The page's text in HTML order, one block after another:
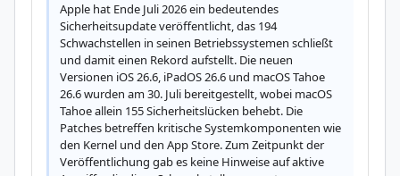
Apple hat Ende Juli 2026 ein bedeutendes
Sicherheitsupdate veröffentlicht, das 194
Schwachstellen in seinen Betriebssystemen schließt
und damit einen Rekord aufstellt. Die neuen
Versionen iOS 26.6, iPadOS 26.6 und macOS Tahoe
26.6 wurden am 30. Juli bereitgestellt, wobei macOS
Tahoe allein 155 Sicherheitslücken behebt. Die
Patches betreffen kritische Systemkomponenten wie
den Kernel und den App Store. Zum Zeitpunkt der
Veröffentlichung gab es keine Hinweise auf aktive